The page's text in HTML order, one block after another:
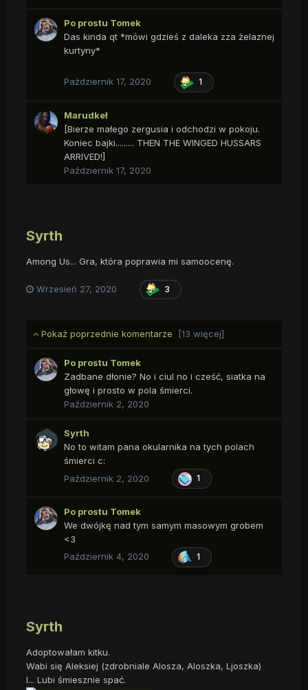
Po prostu Tomek
Das kinda qt *mówi gdzieś z daleka zza żelaznej
kurtyny*
Październik 17, 2020 1
Marudkeł
[Bierze małego zergusia i odchodzi w pokoju.
Koniec bajki......... THEN THE WINGED HUSSARS
ARRIVED!]
Październik 17, 2020
Syrth
Among Us... Gra, która poprawia mi samoocenę.
Wrzesień 27, 2020 3
Pokaż poprzednie komentarze [13 więcej]
Po prostu Tomek
Zadbane dłonie? No i ciul no i cześć, siatka na
głowę i prosto w pola śmierci.
Październik 2, 2020
Syrth
No to witam pana okularnika na tych polach
śmierci c:
Październik 2, 2020
1
Po prostu Tomek
We dwójkę nad tym samym masowym grobem
<3
Październik 4, 2020
1
Syrth
Adoptowałam kitku.
Wabi się Aleksiej (zdrobniale Alosza, Aloszka, Ljoszka)
I... Lubi śmiesznie spać.